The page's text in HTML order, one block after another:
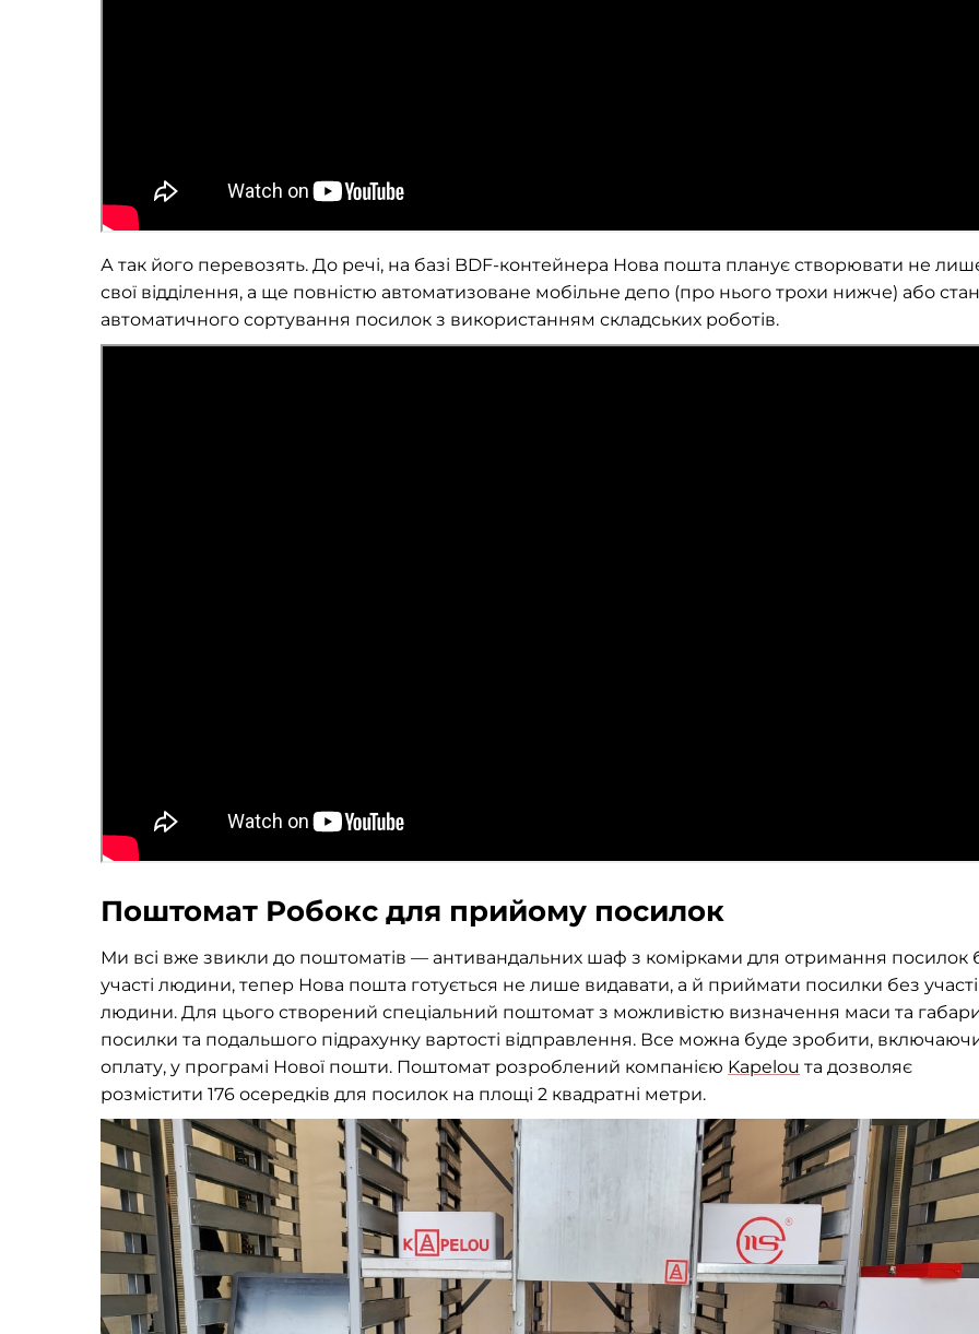
А так його перевозять. До речі, на базі BDF-контейнера Нова пошта планує створювати не
свої відділення, а ще повністю автоматизоване мобільне депо (про нього трохи нижче) або
автоматичного сортування посилок з використанням складських роботів.
Поштомат Робокс для прийому посилок
Ми всі вже звикли до поштоматів — антивандальних шаф з комірками для отримання посилок
участі людини, тепер Нова пошта готується не лише видавати, а й приймати посилки без участі
людини. Для цього створений спеціальний поштомат з можливістю визначення маси та
посилки та подальшого підрахунку вартості відправлення. Все можна буде зробити,
оплату, у програмі Нової пошти. Поштомат розроблений компанією Kapelou та дозволяє
розмістити 176 осередків для посилок на площі 2 квадратні метри.